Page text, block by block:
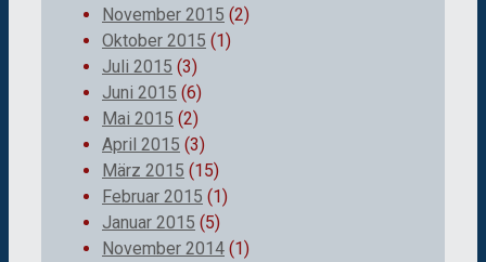
November 2015 (2)
Oktober 2015 (1)
Juli 2015 (3)
Juni 2015 (6)
Mai 2015 (2)
April 2015 (3)
März 2015 (15)
Februar 2015 (1)
Januar 2015 (5)
November 2014 (1)